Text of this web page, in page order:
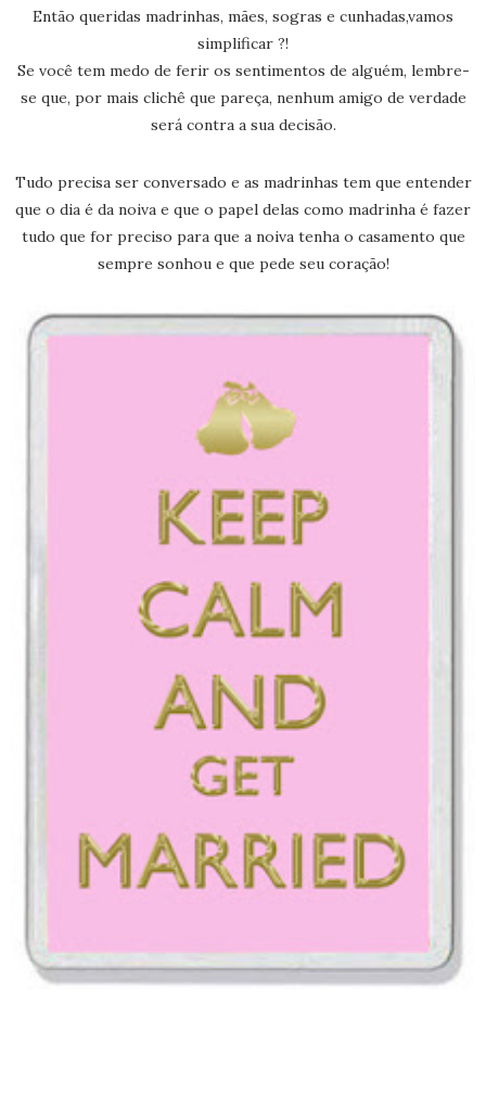
Então queridas madrinhas, mães, sogras e cunhadas,vamos
simplificar ?!
Se você tem medo de ferir os sentimentos de alguém, lembre-
se que, por mais clichê que pareça, nenhum amigo de verdade
será contra a sua decisão.
Tudo precisa ser conversado e as madrinhas tem que entender
que o dia é da noiva e que o papel delas como madrinha é fazer
tudo que for preciso para que a noiva tenha o casamento que
sempre sonhou e que pede seu coração!